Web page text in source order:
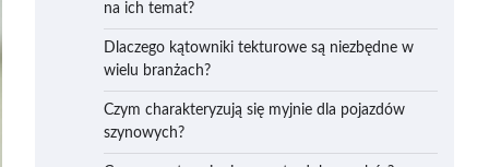
na ich temat?
Dlaczego kątowniki tekturowe są niezbędne w
wielu branżach?
Czym charakteryzują się myjnie dla pojazdów
szynowych?